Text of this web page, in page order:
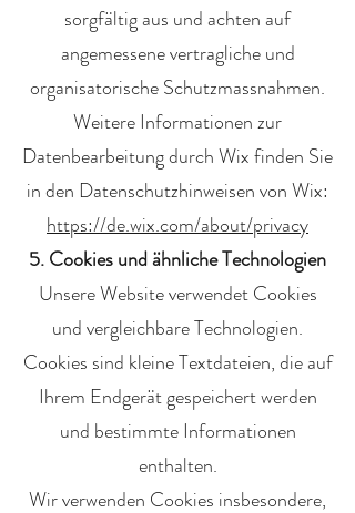
sorgfältig aus und achten auf
angemessene vertragliche und
organisatorische Schutzmassnahmen.
Weitere Informationen zur
Datenbearbeitung durch Wix finden Sie
in den Datenschutzhinweisen von Wix:
https://de.wix.com/about/privacy
5. Cookies und ähnliche Technologien
Unsere Website verwendet Cookies
und vergleichbare Technologien.
Cookies sind kleine Textdateien, die auf
Ihrem Endgerät gespeichert werden
und bestimmte Informationen
enthalten.
Wir verwenden Cookies insbesondere,